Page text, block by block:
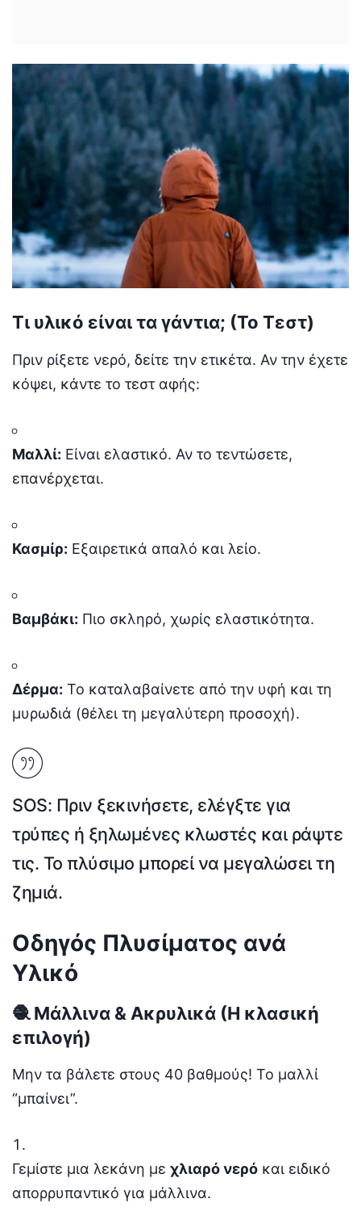
Τι υλικό είναι τα γάντια; (Το Τεστ)
Πριν ρίξετε νερό, δείτε την ετικέτα. Αν την έχετε
κόψει, κάντε το τεστ αφής:
Μαλλί: Είναι ελαστικό. Αν το τεντώσετε,
επανέρχεται.
Κασμίρ: Εξαιρετικά απαλό και λείο.
Βαμβάκι: Πιο σκληρό, χωρίς ελαστικότητα.
Δέρμα: Το καταλαβαίνετε από την υφή και τη
μυρωδιά (θέλει τη μεγαλύτερη προσοχή).
SOS: Πριν ξεκινήσετε, ελέγξτε για
τρύπες ή ξηλωμένες κλωστές και ράψτε
τις. Το πλύσιμο μπορεί να μεγαλώσει τη
ζημιά.
Οδηγός Πλυσίματος ανά
Υλικό
🧶 Μάλλινα & Ακρυλικά (Η κλασική
επιλογή)
Μην τα βάλετε στους 40 βαθμούς! Το μαλλί
“μπαίνει”.
Γεμίστε μια λεκάνη με χλιαρό νερό και ειδικό
απορρυπαντικό για μάλλινα.